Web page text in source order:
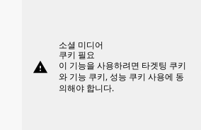
warning
소셜 미디어
쿠키 필요
이 기능을 사용하려면 타겟팅 쿠키
와 기능 쿠키, 성능 쿠키 사용에 동
의해야 합니다.